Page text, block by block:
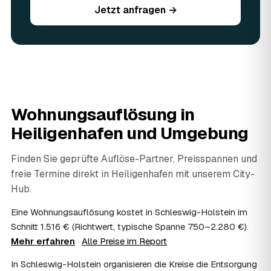
werden vor Ort begutachtet und auf den Preis
angerechnet — das senkt Ihre Kosten. Brauchbares wird
absetzbar?
In vielen Fällen ja: Als haushaltsnahe Dienstleistung
lassen sich Arbeits- und Fahrtkosten anteilig von der
Steuer absetzen, bei einer Auflösung im Erbfall unter
Umständen als Nachlassverbindlichkeit. Sie erhalten eine
ordentliche Rechnung mit ausgewiesenem Lohnanteil; die
genaue Anrechnung klären Sie mit Ihrem Steuerberater.
09
Muss ich bei der Wohnungsauflösung anwesend
Nicht zwingend. Viele Auflösungen in Heiligenhafen laufen
nach Schlüsselübergabe ohne Sie ab — praktisch, wenn
Sie weiter entfernt wohnen. Sie können aber jederzeit
Jetzt anfragen →
Wohnungsauflösung in
Heiligenhafen und Umgebung
Finden Sie geprüfte Auflöse-Partner, Preisspannen und
freie Termine direkt in Heiligenhafen mit unserem City-
Hub.
Eine Wohnungsauflösung kostet in Schleswig-Holstein im
Schnitt 1.516 € (Richtwert, typische Spanne 750–2.280 €).
Mehr erfahren · Alle Preise im Report
In Schleswig-Holstein organisieren die Kreise die Entsorgung